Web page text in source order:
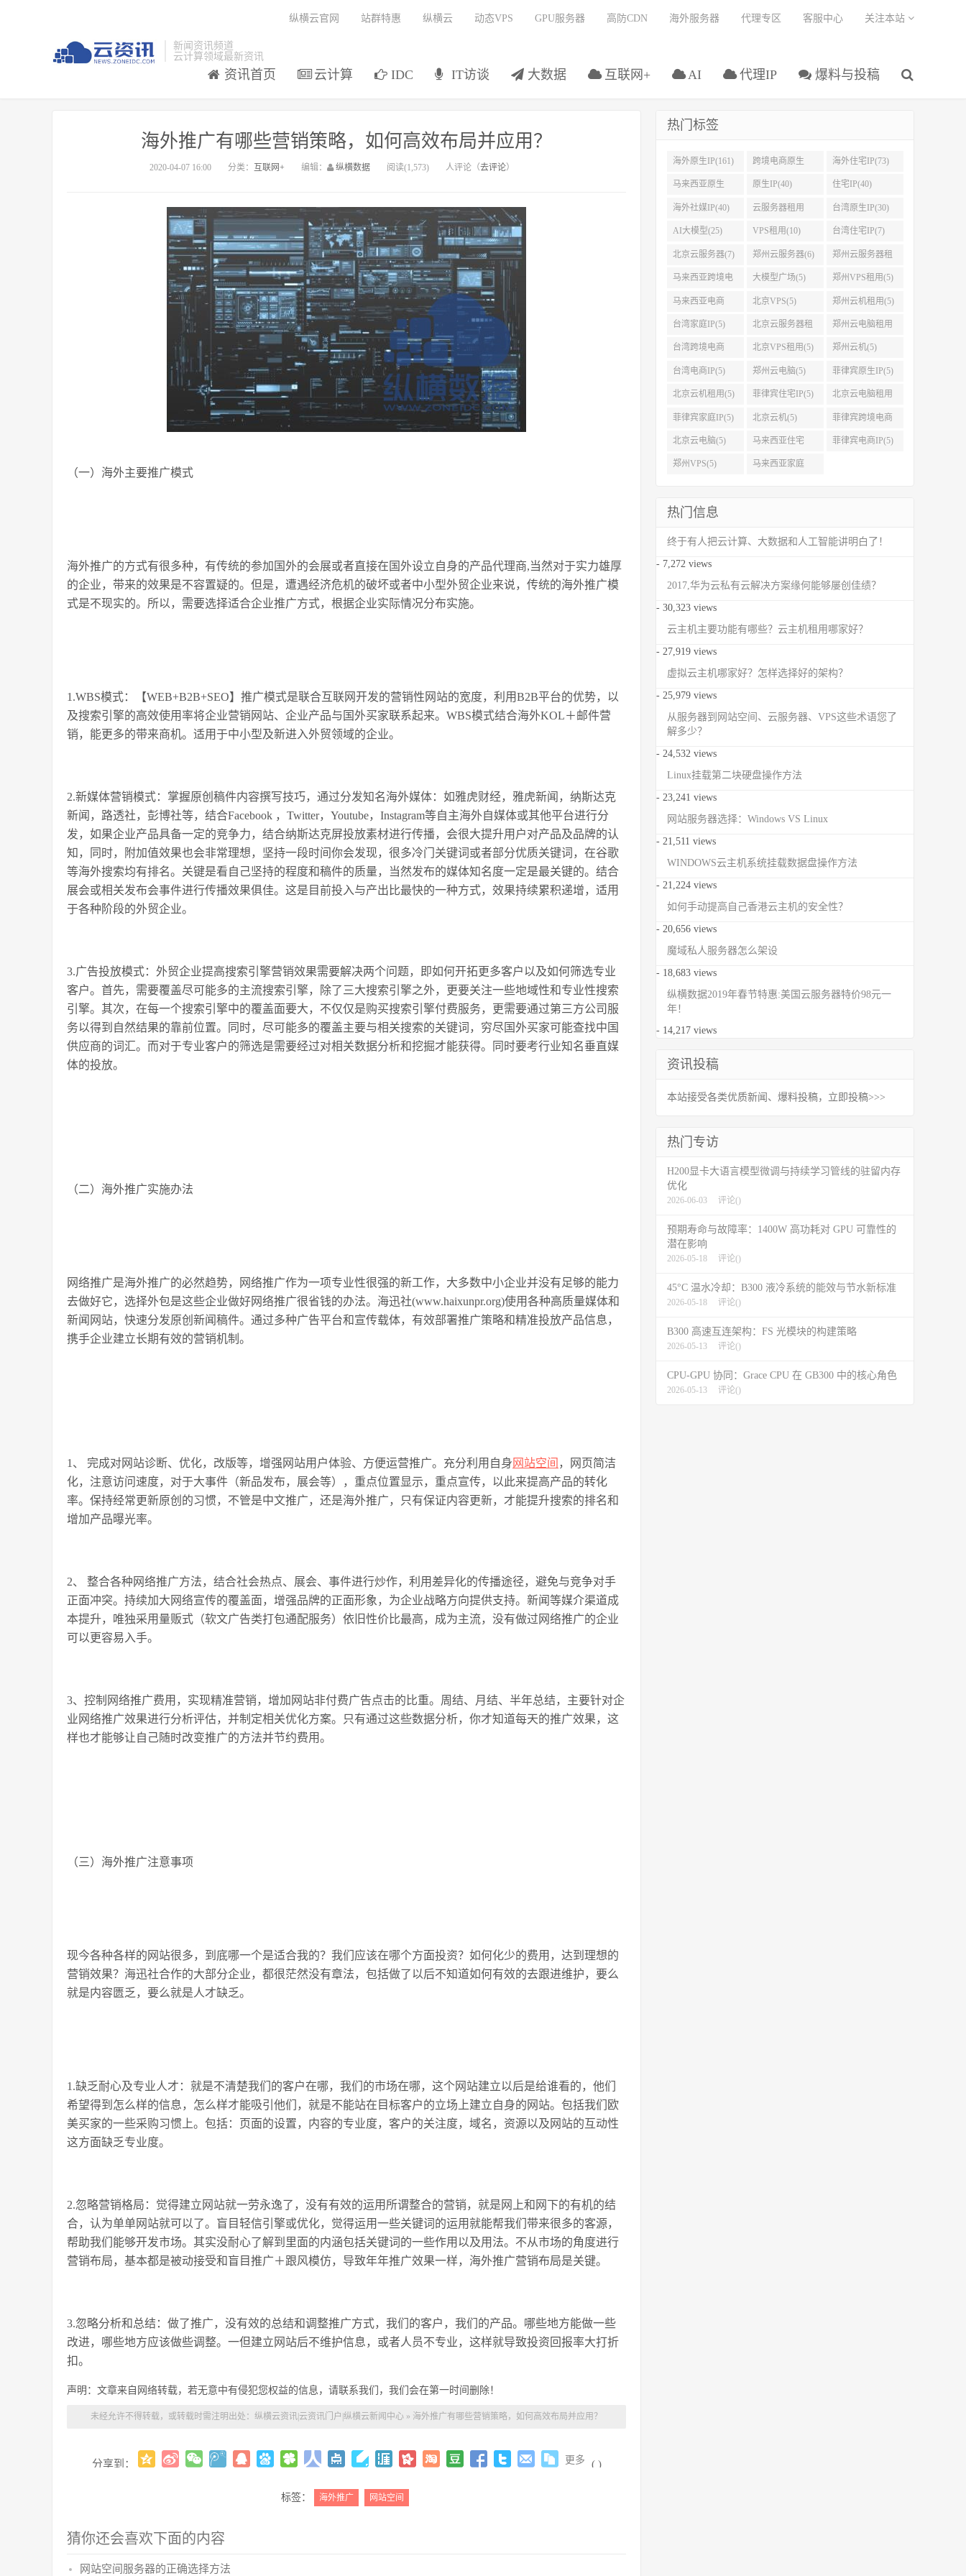
新闻资讯频道
云计算领域最新资讯
资讯首页 云计算 IDC IT访谈 大数据 互联网+ AI 代理IP 爆料与投稿
纵横云官网 站群特惠 纵横云 动态VPS GPU服务器 高防CDN 海外服务器 代理专区 客服中心 关注本站
海外推广有哪些营销策略，如何高效布局并应用？
2020-04-07 16:00 分类： 互联网+ 编辑： 纵横数据 阅读(1,573) 人评论（去评论）
（一）海外主要推广模式
海外推广的方式有很多种，有传统的参加国外的会展或者直接在国外设立自身的产品代理商,当然对于实力雄厚
的企业，带来的效果是不容置疑的。但是，遭遇经济危机的破坏或者中小型外贸企业来说，传统的海外推广模
式是不现实的。所以，需要选择适合企业推广方式，根据企业实际情况分布实施。
1.WBS模式：【WEB+B2B+SEO】推广模式是联合互联网开发的营销性网站的宽度，利用B2B平台的优势，以
及搜索引擎的高效使用率将企业营销网站、企业产品与国外买家联系起来。WBS模式结合海外KOL＋邮件营
销，能更多的带来商机。适用于中小型及新进入外贸领域的企业。
2.新媒体营销模式：掌握原创稿件内容撰写技巧，通过分发知名海外媒体：如雅虎财经，雅虎新闻，纳斯达克
新闻，路透社，彭博社等，结合Facebook ，Twitter，Youtube，Instagram等自主海外自媒体或其他平台进行分
发，如果企业产品具备一定的竞争力，结合纳斯达克屏投放素材进行传播，会很大提升用户对产品及品牌的认
知，同时，附加值效果也会非常理想，坚持一段时间你会发现，很多冷门关键词或者部分优质关键词，在谷歌
等海外搜索均有排名。关键是看自己坚持的程度和稿件的质量，当然发布的媒体知名度一定是最关键的。结合
展会或相关发布会事件进行传播效果俱佳。这是目前投入与产出比最快的一种方式，效果持续累积递增，适用
于各种阶段的外贸企业。
3.广告投放模式：外贸企业提高搜索引擎营销效果需要解决两个问题，即如何开拓更多客户以及如何筛选专业
客户。首先，需要覆盖尽可能多的主流搜索引擎，除了三大搜索引擎之外，更要关注一些地域性和专业性搜索
引擎。其次，在每一个搜索引擎中的覆盖面要大，不仅仅是购买搜索引擎付费服务，更需要通过第三方公司服
务以得到自然结果的靠前位置。同时，尽可能多的覆盖主要与相关搜索的关键词，穷尽国外买家可能查找中国
供应商的词汇。而对于专业客户的筛选是需要经过对相关数据分析和挖掘才能获得。同时要考行业知名垂直媒
体的投放。
（二）海外推广实施办法
网络推广是海外推广的必然趋势，网络推广作为一项专业性很强的新工作，大多数中小企业并没有足够的能力
去做好它，选择外包是这些企业做好网络推广很省钱的办法。海迅社(www.haixunpr.org)使用各种高质量媒体和
新闻网站，快速分发原创新闻稿件。通过多种广告平台和宣传载体，有效部署推广策略和精准投放产品信息，
携手企业建立长期有效的营销机制。
1、 完成对网站诊断、优化，改版等，增强网站用户体验、方便运营推广。充分利用自身 网站空间 ，网页简洁
化，注意访问速度，对于大事件（新品发布，展会等），重点位置显示，重点宣传，以此来提高产品的转化
率。保持经常更新原创的习惯，不管是中文推广，还是海外推广，只有保证内容更新，才能提升搜索的排名和
增加产品曝光率。
2、 整合各种网络推广方法，结合社会热点、展会、事件进行炒作，利用差异化的传播途径，避免与竞争对手
正面冲突。持续加大网络宣传的覆盖面，增强品牌的正面形象，为企业战略方向提供支持。新闻等媒介渠道成
本提升，唯独采用量贩式（软文广告类打包通配服务）依旧性价比最高，成为主流，没有做过网络推广的企业
可以更容易入手。
3、控制网络推广费用，实现精准营销，增加网站非付费广告点击的比重。周结、月结、半年总结，主要针对企
业网络推广效果进行分析评估，并制定相关优化方案。只有通过这些数据分析，你才知道每天的推广效果，这
样也才能够让自己随时改变推广的方法并节约费用。
（三）海外推广注意事项
现今各种各样的网站很多，到底哪一个是适合我的？我们应该在哪个方面投资？如何化少的费用，达到理想的
营销效果？海迅社合作的大部分企业，都很茫然没有章法，包括做了以后不知道如何有效的去跟进维护，要么
就是内容匮乏，要么就是人才缺乏。
1.缺乏耐心及专业人才：就是不清楚我们的客户在哪，我们的市场在哪，这个网站建立以后是给谁看的，他们
希望得到怎么样的信息，怎么样才能吸引他们，就是不能站在目标客户的立场上建立自身的网站。包括我们欧
美买家的一些采购习惯上。包括：页面的设置，内容的专业度，客户的关注度，域名，资源以及网站的互动性
这方面缺乏专业度。
2.忽略营销格局：觉得建立网站就一劳永逸了，没有有效的运用所谓整合的营销，就是网上和网下的有机的结
合，认为单单网站就可以了。盲目轻信引擎或优化，觉得运用一些关键词的运用就能帮我们带来很多的客源，
帮助我们能够开发市场。其实没耐心了解到里面的内涵包括关键词的一些作用以及用法。不从市场的角度进行
营销布局，基本都是被动接受和盲目推广＋跟风模仿，导致年年推广效果一样，海外推广营销布局是关键。
3.忽略分析和总结：做了推广，没有效的总结和调整推广方式，我们的客户，我们的产品。哪些地方能做一些
改进，哪些地方应该做些调整。一但建立网站后不维护信息，或者人员不专业，这样就导致投资回报率大打折
扣。
声明：文章来自网络转载，若无意中有侵犯您权益的信息，请联系我们，我们会在第一时间删除！
未经允许不得转载，或转载时需注明出处： 纵横云资讯|云资讯门户|纵横云新闻中心 » 海外推广有哪些营销策略，如何高效布局并应用？
分享到： 更多 ( )
标签： 海外推广 网站空间
猜你还会喜欢下面的内容
网站空间服务器的正确选择方法
热门标签
海外原生IP(161) 跨境电商原生
IP(108)
海外住宅IP(73)
马来西亚原生
IP(45)
原生IP(40) 住宅IP(40)
海外社媒IP(40) 云服务器租用
(32)
台湾原生IP(30)
AI大模型(25) VPS租用(10) 台湾住宅IP(7)
北京云服务器(7) 郑州云服务器(6) 郑州云服务器租
用(5)
马来西亚跨境电
商IP(5)
大模型广场(5) 郑州VPS租用(5)
马来西亚电商
IP(5)
北京VPS(5) 郑州云机租用(5)
台湾家庭IP(5) 北京云服务器租
用(5)
郑州云电脑租用
(5)
台湾跨境电商
IP(5)
北京VPS租用(5) 郑州云机(5)
台湾电商IP(5) 郑州云电脑(5) 菲律宾原生IP(5)
北京云机租用(5) 菲律宾住宅IP(5) 北京云电脑租用
(5)
菲律宾家庭IP(5) 北京云机(5) 菲律宾跨境电商
IP(5)
北京云电脑(5) 马来西亚住宅
IP(5)
菲律宾电商IP(5)
郑州VPS(5) 马来西亚家庭
热门信息
终于有人把云计算、大数据和人工智能讲明白了！
- 7,272 views
2017,华为云私有云解决方案缘何能够屡创佳绩？
- 30,323 views
云主机主要功能有哪些？云主机租用哪家好？
- 27,919 views
虚拟云主机哪家好？怎样选择好的架构？
- 25,979 views
从服务器到网站空间、云服务器、VPS这些术语您了
解多少？
- 24,532 views
Linux挂载第二块硬盘操作方法
- 23,241 views
网站服务器选择：Windows VS Linux
- 21,511 views
WINDOWS云主机系统挂载数据盘操作方法
- 21,224 views
如何手动提高自己香港云主机的安全性？
- 20,656 views
魔域私人服务器怎么架设
- 18,683 views
纵横数据2019年春节特惠:美国云服务器特价98元一
年！
- 14,217 views
资讯投稿
本站接受各类优质新闻、爆料投稿，立即投稿>>>
热门专访
H200显卡大语言模型微调与持续学习管线的驻留内存
优化
2026-06-03 评论()
预期寿命与故障率：1400W 高功耗对 GPU 可靠性的
潜在影响
2026-05-18 评论()
45°C 温水冷却：B300 液冷系统的能效与节水新标准
2026-05-18 评论()
B300 高速互连架构：FS 光模块的构建策略
2026-05-13 评论()
CPU-GPU 协同：Grace CPU 在 GB300 中的核心角色
2026-05-13 评论()